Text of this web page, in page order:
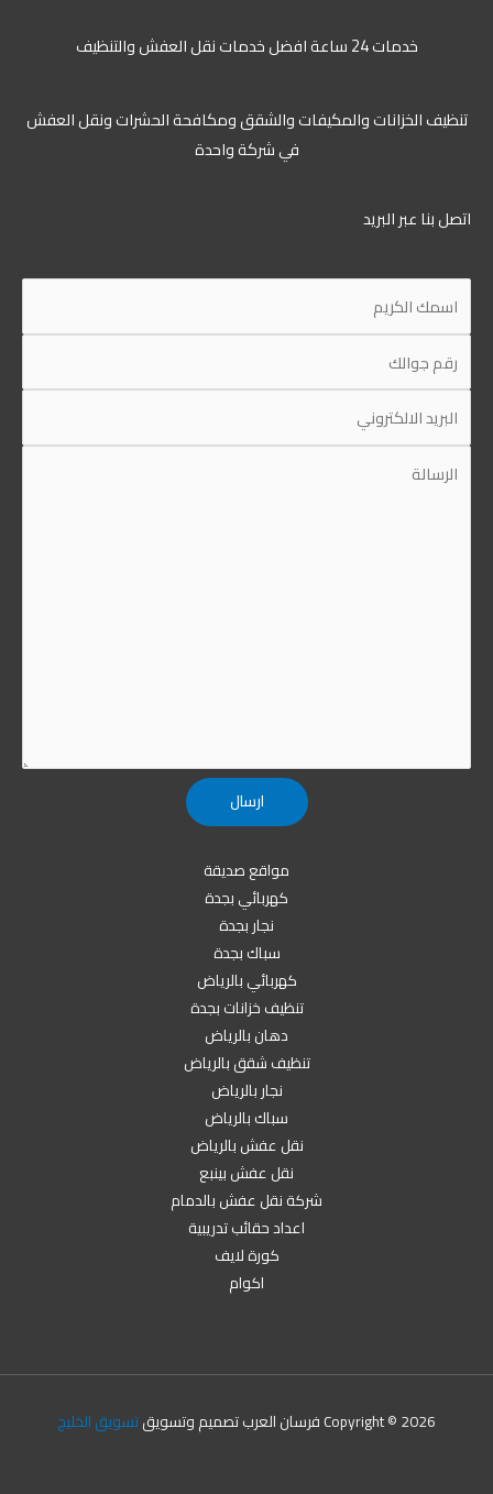
خدمات 24 ساعة افضل خدمات نقل العفش والتنظيف
تنظيف الخزانات والمكيفات والشقق ومكافحة الحشرات ونقل العفش
في شركة واحدة
اتصل بنا عبر البريد
مواقع صديقة
كهربائي بجدة
نجار بجدة
سباك بجدة
كهربائي بالرياض
تنظيف خزانات بجدة
دهان بالرياض
تنظيف شقق بالرياض
نجار بالرياض
سباك بالرياض
نقل عفش بالرياض
نقل عفش بينبع
شركة نقل عفش بالدمام
اعداد حقائب تدريبية
كورة لايف
اكوام
Copyright © 2026 فرسان العرب تصميم وتسويق تسويق الخليج